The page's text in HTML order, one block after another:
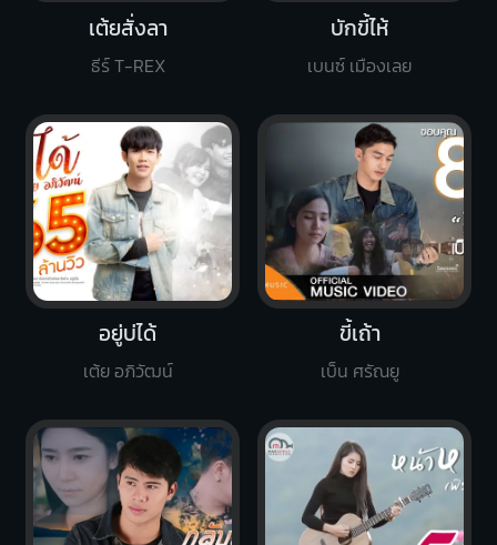
เต้ยสั่งลา
ธีร์ T-REX
บักขี้ไห้
เบนซ์ เมืองเลย
อยู่บ่ได้
เต้ย อภิวัฒน์
ขี้เถ้า
เบ็น ศรัณยู